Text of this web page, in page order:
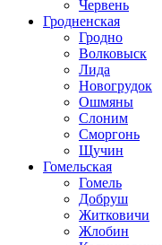
Червень
Гродненская
Гродно
Волковыск
Лида
Новогрудок
Ошмяны
Слоним
Сморгонь
Щучин
Гомельская
Гомель
Добруш
Житковичи
Жлобин